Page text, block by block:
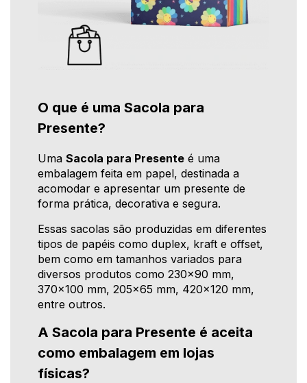
O que é uma Sacola para
Presente?
Uma Sacola para Presente é uma
embalagem feita em papel, destinada a
acomodar e apresentar um presente de
forma prática, decorativa e segura.
Essas sacolas são produzidas em diferentes
tipos de papéis como duplex, kraft e offset,
bem como em tamanhos variados para
diversos produtos como 230x90 mm,
370x100 mm, 205x65 mm, 420x120 mm,
entre outros.
A Sacola para Presente é aceita
como embalagem em lojas
físicas?